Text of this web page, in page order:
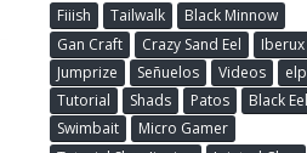
Fiiish Tailwalk
Black Minnow
Gan Craft
Crazy Sand Eel
Iberux
Jumprize
Señuelos Videos
Tutorial
Shads Patos
Black Eel
Swimbait
Micro Gamer